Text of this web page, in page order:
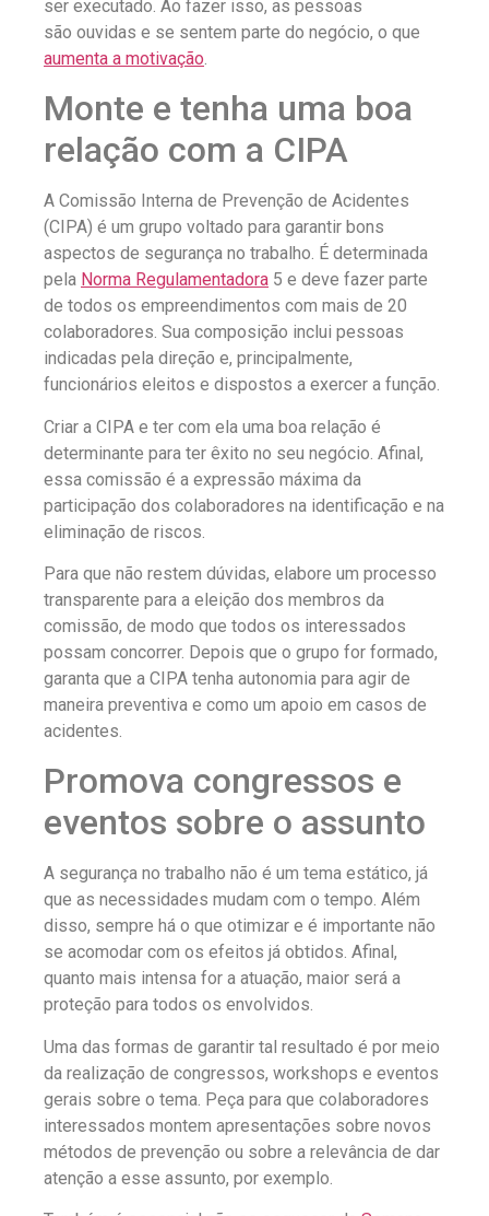
ser executado. Ao fazer isso, as pessoas
são ouvidas e se sentem parte do negócio, o que
aumenta a motivação
Monte e tenha uma boa
relação com a CIPA
A Comissão Interna de Prevenção de Acidentes
(CIPA) é um grupo voltado para garantir bons
aspectos de segurança no trabalho. É determinada
pela Norma Regulamentadora 5 e deve fazer parte
de todos os empreendimentos com mais de 20
colaboradores. Sua composição inclui pessoas
indicadas pela direção e, principalmente,
funcionários eleitos e dispostos a exercer a função.
Criar a CIPA e ter com ela uma boa relação é
determinante para ter êxito no seu negócio. Afinal,
essa comissão é a expressão máxima da
participação dos colaboradores na identificação e na
eliminação de riscos.
Para que não restem dúvidas, elabore um processo
transparente para a eleição dos membros da
comissão, de modo que todos os interessados
possam concorrer. Depois que o grupo for formado,
garanta que a CIPA tenha autonomia para agir de
maneira preventiva e como um apoio em casos de
acidentes.
Promova congressos e
eventos sobre o assunto
A segurança no trabalho não é um tema estático, já
que as necessidades mudam com o tempo. Além
disso, sempre há o que otimizar e é importante não
se acomodar com os efeitos já obtidos. Afinal,
quanto mais intensa for a atuação, maior será a
proteção para todos os envolvidos.
Uma das formas de garantir tal resultado é por meio
da realização de congressos, workshops e eventos
gerais sobre o tema. Peça para que colaboradores
interessados montem apresentações sobre novos
métodos de prevenção ou sobre a relevância de dar
atenção a esse assunto, por exemplo.